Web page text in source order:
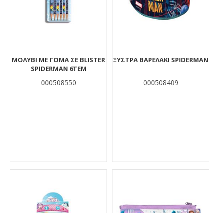
ΜΟΛΥΒΙ ΜΕ ΓΟΜΑ ΣΕ BLISTER
SPIDERMAN 6ΤEM
000508550
ΞΥΣΤΡΑ ΒΑΡΕΛΑΚΙ SPIDERMAN
000508409